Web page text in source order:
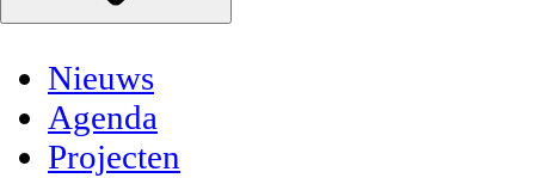
Nieuws
Agenda
Projecten